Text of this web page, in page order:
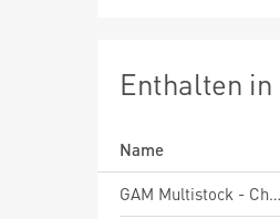
Enthalten in
Name
GAM Multistock - China Evolution Equity USD B